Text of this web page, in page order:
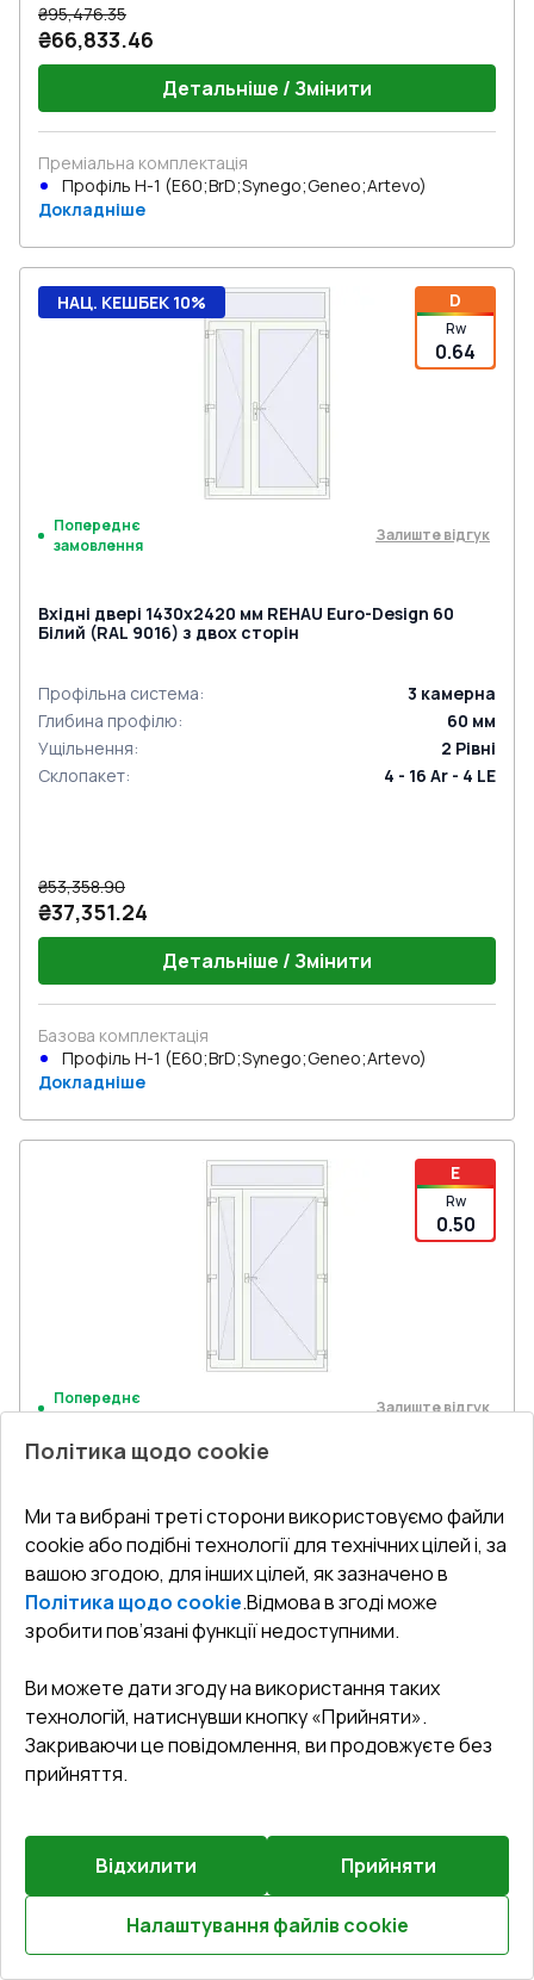
Розрахуй онлайн
₴95,476.35
₴66,833.46
Детальніше / Змінити
Преміальна комплектація
Профіль Н-1 (E60;BrD;Synego;Geneo;Artevo)
Докладніше
D
Rw
0.64
НАЦ. КЕШБЕК 10%
Попереднє
замовлення
Залиште відгук
Вхідні двері 1430x2420 мм REHAU Euro-Design 60
Білий (RAL 9016) з двох сторін
Профільна система: 3 камерна
Глибина профілю: 60 мм
Ущільнення: 2 Рівні
Склопакет: 4 - 16 Ar - 4 LE
₴53,358.90
₴37,351.24
Детальніше / Змінити
Базова комплектація
Профіль Н-1 (E60;BrD;Synego;Geneo;Artevo)
Докладніше
E
Rw
0.50
Попереднє
замовлення
Залиште відгук
Білий (RAL 9016) з двох сторін
Профільна система: 5 камерна
Глибина профілю :
Ущільнення
₴64,485.16
₴45,139.61
Детальніше / Змінити
Профіль Н-1 (E60;BrD;Synego;Geneo;Artevo)
Докладніше
Політика щодо cookie
Ми та вибрані треті сторони використовуємо файли
cookie або подібні технології для технічних цілей і, за
вашою згодою, для інших цілей, як зазначено в
Політика щодо cookie.Відмова в згоді може
зробити пов’язані функції недоступними.
Ви можете дати згоду на використання таких
технологій, натиснувши кнопку «Прийняти».
Закриваючи це повідомлення, ви продовжуєте без
прийняття.
Відхилити Прийняти
Налаштування файлів cookie